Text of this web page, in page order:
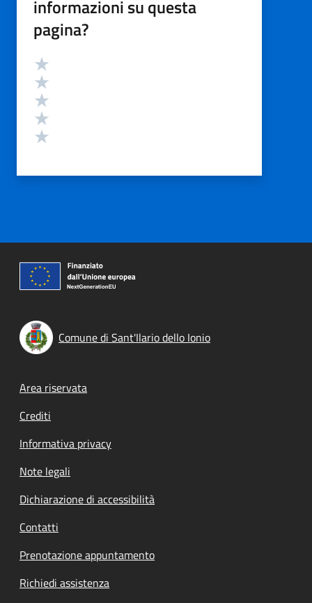
informazioni su questa
pagina?
Valutazione
Comune di Sant'Ilario dello Ionio
Footer menu
Area riservata
Crediti
Informativa privacy
Note legali
Dichiarazione di accessibilità
Contatti
Prenotazione appuntamento
Richiedi assistenza